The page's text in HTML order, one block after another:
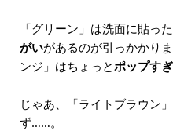
「グリーン」は洗面に貼っ
がいがあるのが引っかかり
ンジ」はちょっとポップすぎ
じゃあ、「ライトブラウン
ず……。